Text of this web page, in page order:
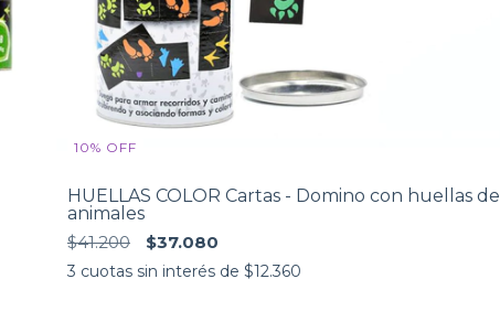
10% OFF
HUELLAS COLOR Cartas - Domino con huellas de
animales
$41.200
$37.080
3 cuotas sin interés de $12.360